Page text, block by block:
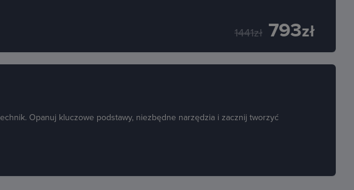
1441zł 793zł
Opanuj kluczowe podstawy, niezbędne narzędzia i zacznij tworzyć